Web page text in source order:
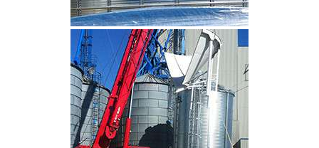
CLIQUEZ POUR AGRANDIR